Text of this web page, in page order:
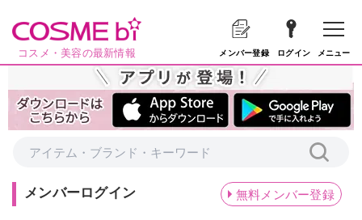
コスメ・美容の最新情報 メンバー登録 ログイン メニュー
メンバーログイン 無料メンバー登録